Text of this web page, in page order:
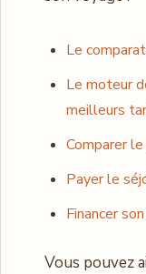
Le
Le moteur
meilleurs
Comparer
Payer le
Financer
Vous pouvez